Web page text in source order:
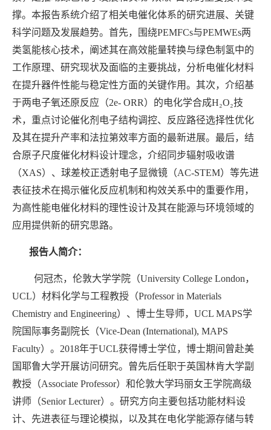
撑。本报告系统介绍了相关电催化体系的研究进展、关键
科学问题及发展趋势。首先，围绕PEMFCs与PEMWEs两
类氢能核心技术，阐述其在高效能量转换与绿色制氢中的
工作原理、研究现状及面临的主要挑战，分析电催化材料
在提升器件性能与稳定性方面的关键作用。其次，介绍基
于两电子氧还原反应（2e- ORR）的电化学合成H₂O₂技
术，重点讨论催化剂电子结构调控、反应路径选择性优化
及其在提升产率和法拉第效率方面的最新进展。最后，结
合原子尺度催化材料设计理念，介绍同步辐射吸收谱
（XAS）、球差校正透射电子显微镜（AC-STEM）等先进
表征技术在揭示催化反应机制和构效关系中的重要作用，
为高性能电催化材料的理性设计及其在能源与环境领域的
应用提供新的研究思路。
报告人简介：
何冠杰，伦敦大学学院（University College London，
UCL）材料化学与工程教授（Professor in Materials
Chemistry and Engineering）、博士生导师，UCL MAPS学
院国际事务副院长（Vice-Dean (International), MAPS
Faculty）。2018年于UCL获得博士学位，博士期间曾赴美
国耶鲁大学开展访问研究。曾先后任职于英国林肯大学副
教授（Associate Professor）和伦敦大学玛丽女王学院高级
讲师（Senior Lecturer）。研究方向主要包括功能材料设
计、先进表征与理论模拟，以及其在电化学能源存储与转